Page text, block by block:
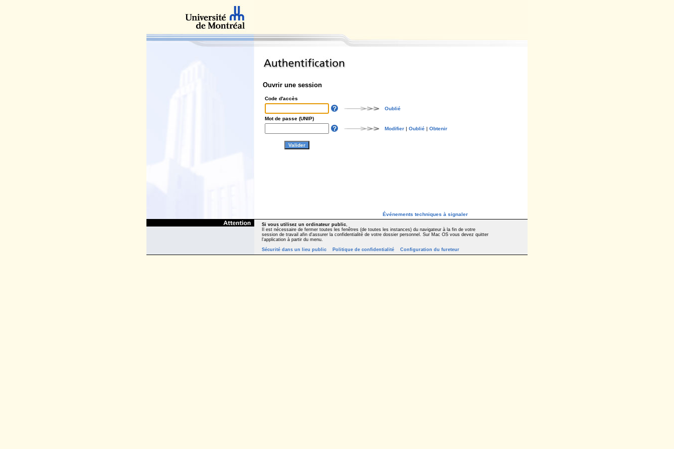
Ouvrir une session
Code d'accès
Oublié
Mot de passe (UNIP)
Modifier | Oublié | Obtenir
Événements techniques à signaler
Si vous utilisez un ordinateur public,
Il est nécessaire de fermer toutes les fenêtres (de toutes les instances) du navigateur à la fin de votre
session de travail afin d'assurer la confidentialité de votre dossier personnel. Sur Mac OS vous devez quitter
l'application à partir du menu.
Sécurité dans un lieu public
Politique de confidentialité Configuration du fureteur